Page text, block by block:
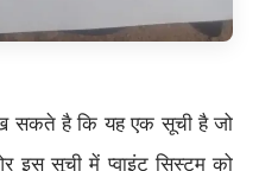
सकते है कि यह एक सूची है जो
इस सूची में प्वाइंट सिस्टम को